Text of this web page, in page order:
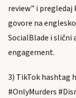
review” i
govore na
SocialBlade i
engagement.
3) TikTok hashtag
#OnlyMurders